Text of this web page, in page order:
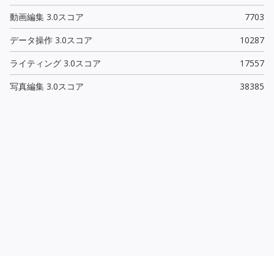
動画編集 3.0スコア
7703
データ操作 3.0スコア
10287
ライティング 3.0スコア
17557
写真編集 3.0スコア
38385